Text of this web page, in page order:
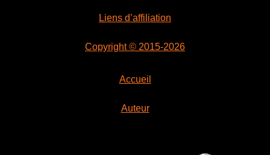
Liens d’affiliation
Copyright © 2015-2026
Accueil
Auteur